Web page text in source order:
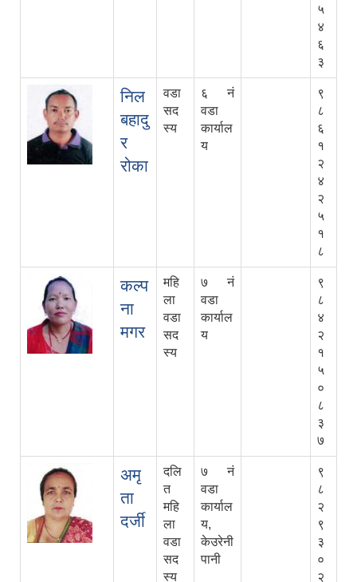
५
४
६
३
निल
बहादु
र
रोका
वडा
सद
स्य
६ नं
वडा
कार्याल
य
९
८
६
१
२
४
२
५
१
८
कल्प
ना
मगर
महि
ला
वडा
सद
स्य
७ नं
वडा
कार्याल
य
९
८
४
२
१
५
०
८
३
७
अमृ
ता
दर्जी
दलि
त
महि
ला
वडा
सद
स्य
७ नं
वडा
कार्याल
य,
केउरेनी
पानी
९
८
२
९
३
०
२